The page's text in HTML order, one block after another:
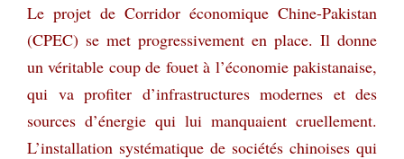
Le projet de Corridor économique Chine-Pakistan
(CPEC) se met progressivement en place. Il donne
un véritable coup de fouet à l’économie pakistanaise,
qui va profiter d’infrastructures modernes et des
sources d’énergie qui lui manquaient cruellement.
L’installation systématique de sociétés chinoises qui